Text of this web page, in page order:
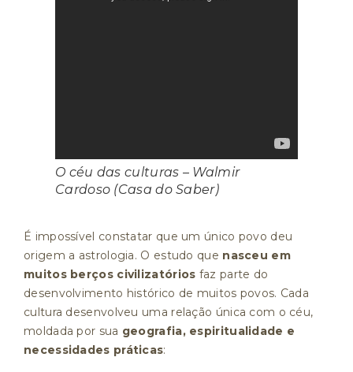
O céu das culturas – Walmir
Cardoso (Casa do Saber)
É impossível constatar que um único povo deu
origem a astrologia. O estudo que nasceu em
muitos berços civilizatórios faz parte do
desenvolvimento histórico de muitos povos. Cada
cultura desenvolveu uma relação única com o céu,
moldada por sua geografia, espiritualidade e
necessidades práticas: